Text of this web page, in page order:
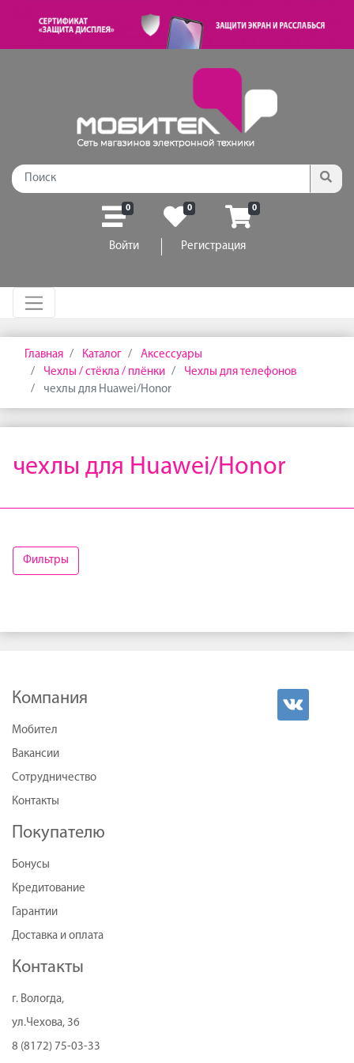
0 0 0
Войти Регистрация
Главная Каталог
Аксессуары
Чехлы / стёкла / плёнки
Чехлы для телефонов
чехлы для Huawei/Honor
чехлы для Huawei/Honor
Фильтры
Компания
Мобител
Вакансии
Сотрудничество
Контакты
Покупателю
Бонусы
Кредитование
Гарантии
Доставка и оплата
Контакты
г. Вологда,
ул.Чехова, 36
8 (8172) 75-03-33